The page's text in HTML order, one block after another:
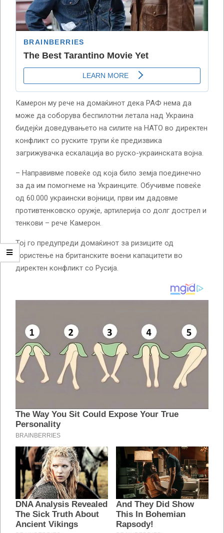
Камерон му рече на домаќинот дека РАФ нема да
може да соборува беспилотни летала над Украина
бидејќи доведувањето на силите на НАТО во директен
конфликт со руските трупи ќе предизвика
загрижувачка ескалација во руско-украинската војна.
– Направивме повеќе од која било земја поединечно
за да им помогнеме на Украинците. Обучивме повеќе
од 60.000 украински војници, први им дадовме
противтенковско оружје, артилерија со долг дострел и
тенкови – рече Камерон.
Тој го предупреди домаќинот за ризиците од
користење на британските воени капацитети во
директен конфликт со Русија.